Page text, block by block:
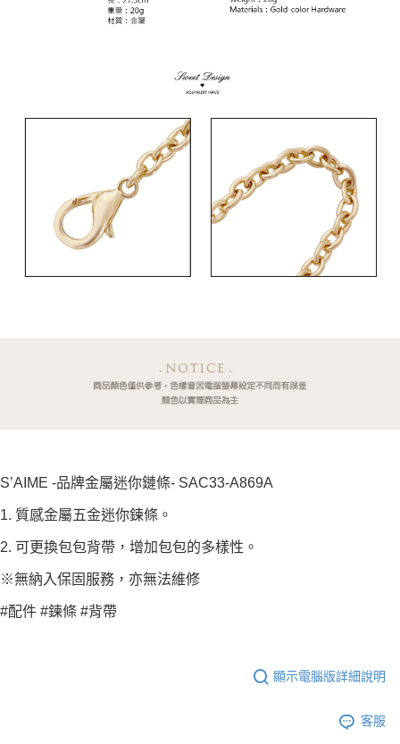
S’AIME -品牌金屬迷你鏈條- SAC33-A869A
1. 質感金屬五金迷你鍊條。
2. 可更換包包背帶，增加包包的多樣性。
※無納入保固服務，亦無法維修
#配件 #鍊條 #背帶
顯示電腦版詳細說明
客服